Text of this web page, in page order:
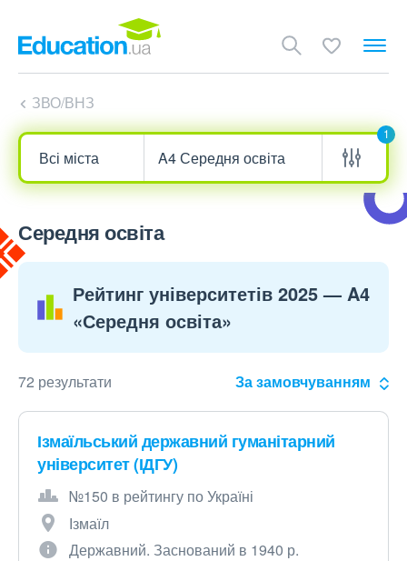
ЗВО/ВНЗ
1
Середня освіта
Рейтинг університетів 2025 — A4
«Середня освіта»
72 результати За замовчуванням
Ізмаїльський державний гуманітарний
університет (ІДГУ)
№150 в рейтингу по Україні
Ізмаїл
Державний. Заснований в 1940 р.